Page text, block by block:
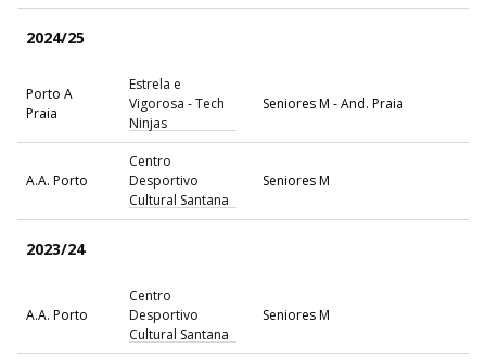
2024/25
Porto A
Praia
Estrela e
Vigorosa - Tech
Ninjas
Seniores M - And. Praia
A.A. Porto
Centro
Desportivo
Cultural Santana
Seniores M
2023/24
A.A. Porto
Centro
Desportivo
Cultural Santana
Seniores M